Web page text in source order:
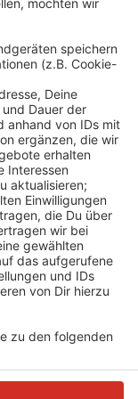
jährlichen
Erkrath
bis
Ab dem 27.
wie gewohnt